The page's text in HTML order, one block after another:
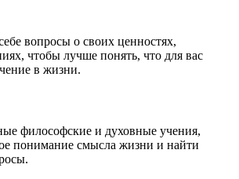
вопросы о своих ценностях,
чтобы лучше понять, что для вас
в жизни.
философские и духовные учения,
понимание смысла жизни и найти